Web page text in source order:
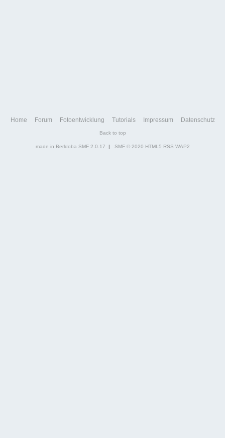
Home Forum Fotoentwicklung Tutorials Impressum Datenschutz
Back to top
made in Berldoba SMF 2.0.17 | SMF © 2020 HTML5 RSS WAP2